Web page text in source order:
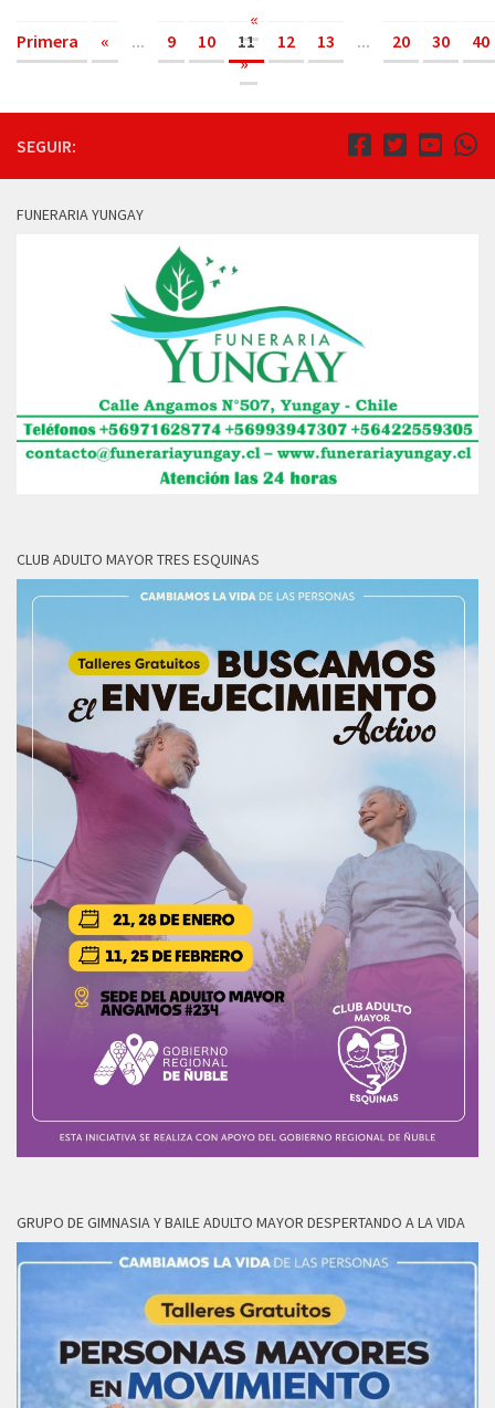
«
Primera
« ... 9 10 11 12 13 ... 20 30
40
»
SEGUIR:
FUNERARIA YUNGAY
CLUB ADULTO MAYOR TRES ESQUINAS
GRUPO DE GIMNASIA Y BAILE ADULTO MAYOR DESPERTANDO A LA VIDA